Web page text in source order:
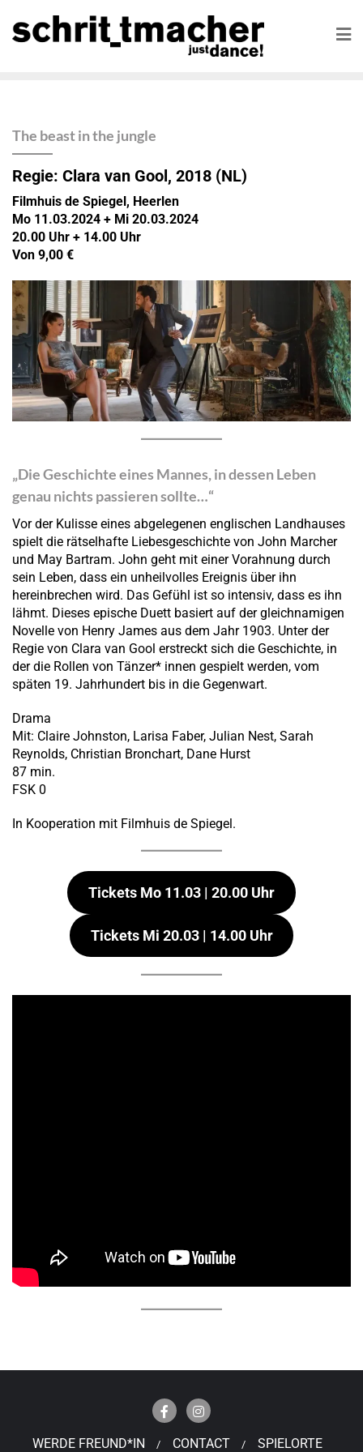
The beast in the jungle
Regie: Clara van Gool, 2018 (NL)
Filmhuis de Spiegel, Heerlen
Mo 11.03.2024 + Mi 20.03.2024
20.00 Uhr + 14.00 Uhr
Von 9,00 €
„Die Geschichte eines Mannes, in dessen Leben
genau nichts passieren sollte…“
Vor der Kulisse eines abgelegenen englischen Landhauses
spielt die rätselhafte Liebesgeschichte von John Marcher
und May Bartram. John geht mit einer Vorahnung durch
sein Leben, dass ein unheilvolles Ereignis über ihn
hereinbrechen wird. Das Gefühl ist so intensiv, dass es ihn
lähmt. Dieses epische Duett basiert auf der gleichnamigen
Novelle von Henry James aus dem Jahr 1903. Unter der
Regie von Clara van Gool erstreckt sich die Geschichte, in
der die Rollen von Tänzer* innen gespielt werden, vom
späten 19. Jahrhundert bis in die Gegenwart.
Drama
Mit: Claire Johnston, Larisa Faber, Julian Nest, Sarah
Reynolds, Christian Bronchart, Dane Hurst
87 min.
FSK 0
In Kooperation mit Filmhuis de Spiegel.
Tickets Mo 11.03 | 20.00 Uhr
Tickets Mi 20.03 | 14.00 Uhr
WERDE FREUND*IN CONTACT SPIELORTE